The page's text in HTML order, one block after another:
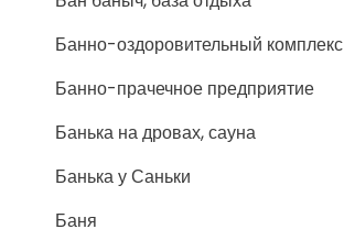
Банно-оздоровительный комплекс
Банно-прачечное предприятие
Банька на дровах, сауна
Банька у Саньки
Баня